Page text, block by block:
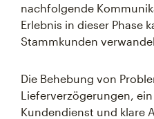
nachfolgende
Erlebnis in dieser Phase
Stammkunden
Die Behebung von
Lieferverzögerungen,
Kundendienst und klare